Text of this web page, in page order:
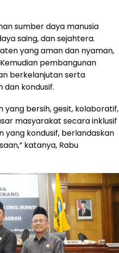
sumber daya manusia
saing, dan sejahtera.
yang aman dan nyaman,
pembangunan
berkelanjutan serta
dan kondusif.
bersih, gesit, kolaboratif,
masyarakat secara inklusif
kondusif, berlandaskan
katanya, Rabu